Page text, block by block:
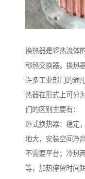
换热器是将热流体
称热交换器。换热
许多工业部门的通
热器在形式上可分
们的区别主要有：
卧式换热器：稳定
地大，安装空间净
不需要平台；冷热
等，加热停留时间